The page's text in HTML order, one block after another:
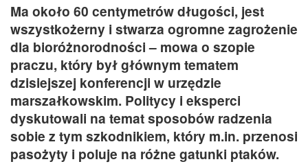
Ma około 60 centymetrów długości, jest
wszystkożerny i stwarza ogromne zagrożenie
dla bioróżnorodności – mowa o szopie
praczu, który był głównym tematem
dzisiejszej konferencji w urzędzie
marszałkowskim. Politycy i eksperci
dyskutowali na temat sposobów radzenia
sobie z tym szkodnikiem, który m.in. przenosi
pasożyty i poluje na różne gatunki ptaków.